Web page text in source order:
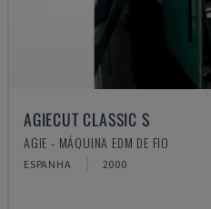
AGIECUT CLASSIC S
AGIE - MÁQUINA EDM DE FIO
ESPANHA 2000